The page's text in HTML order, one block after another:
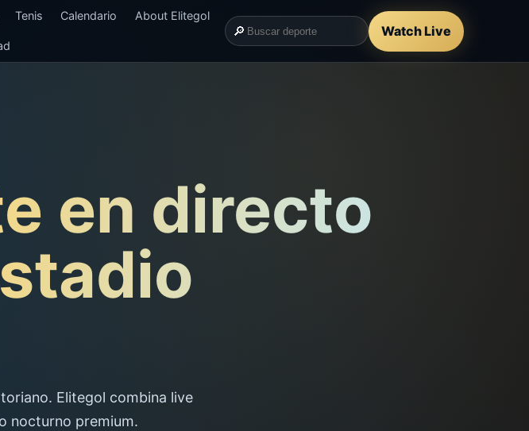
Tenis Calendario About Elitegol
🔎 Watch Live
en directo
Elitegol combina live
nocturno premium.